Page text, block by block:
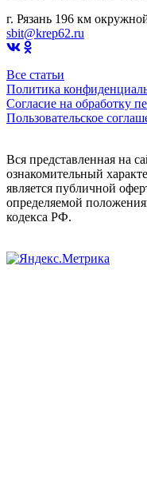
г. Рязань 196 км
sbit@krep62.ru
Все статьи
Политика
Согласие на обработку
Пользовательское
Вся представленная на
ознакомительный
является публичной
определяемой
кодекса РФ.